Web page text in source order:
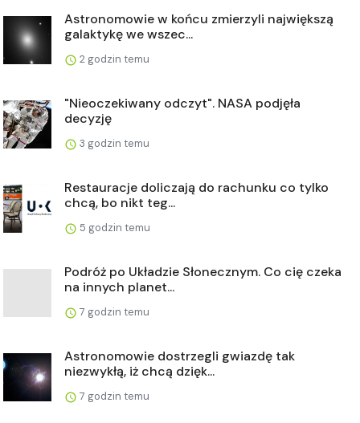
Astronomowie w końcu zmierzyli największą
galaktykę we wszec...
2 godzin temu
"Nieoczekiwany odczyt". NASA podjęła
decyzję
3 godzin temu
Restauracje doliczają do rachunku co tylko
chcą, bo nikt teg...
5 godzin temu
Podróż po Układzie Słonecznym. Co cię czeka
na innych planet...
7 godzin temu
Astronomowie dostrzegli gwiazdę tak
niezwykłą, iż chcą dzięk...
7 godzin temu